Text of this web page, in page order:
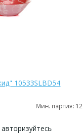
10533SLBD54
Мин. партия: 12